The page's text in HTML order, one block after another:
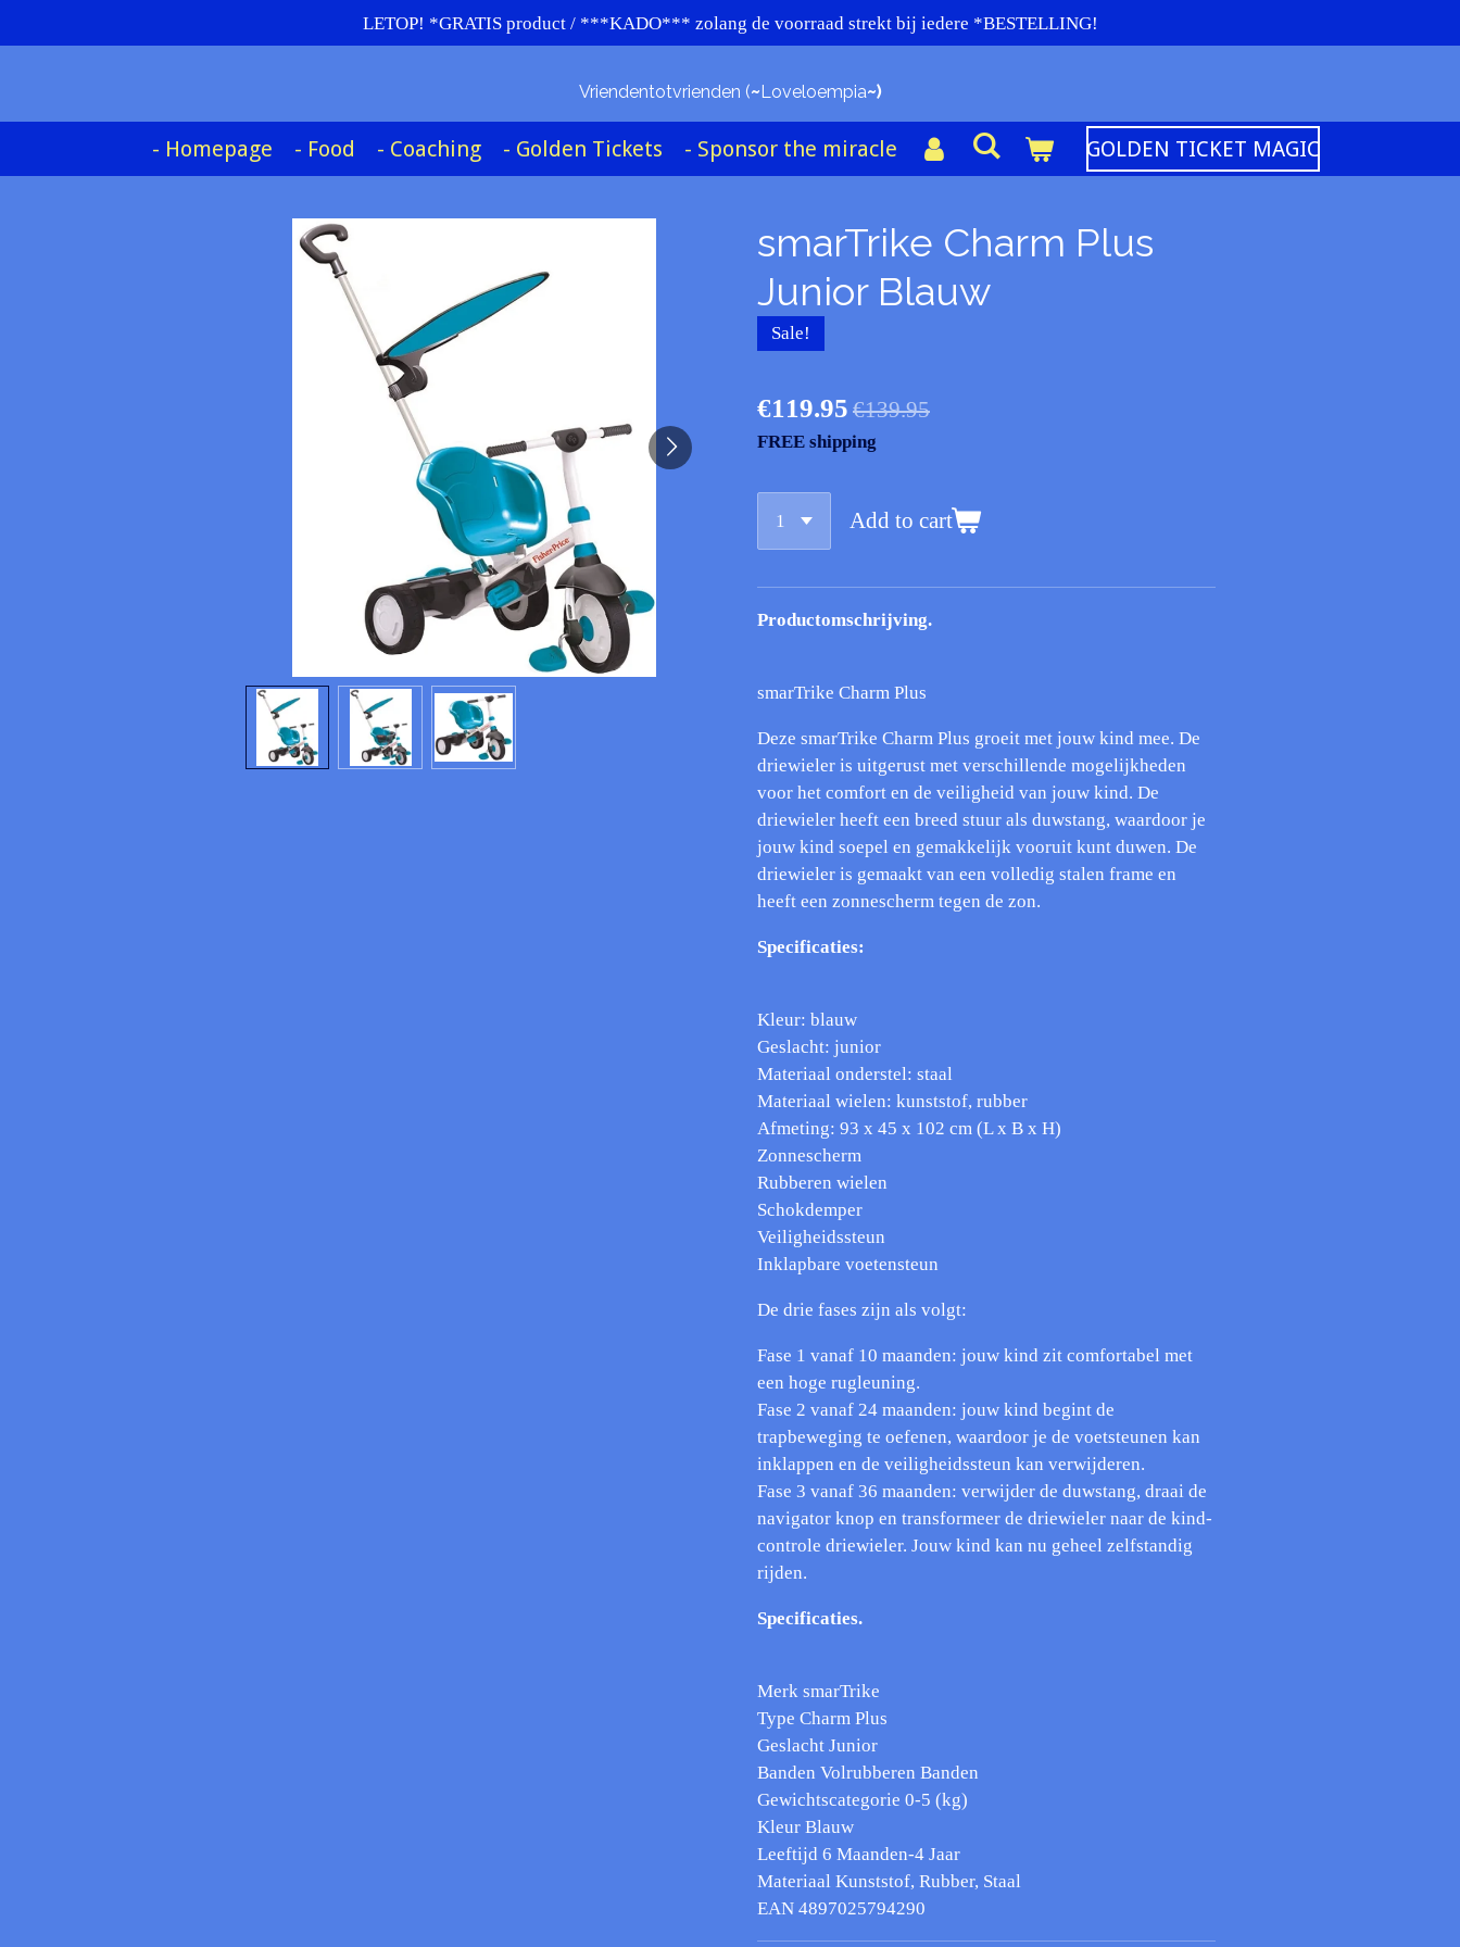
to
LETOP! *GRATIS product / ***KADO*** zolang de voorraad strekt bij iedere *BESTELLING!
Vriendentotvrienden (~Loveloempia~)
- Homepage - Food - Coaching - Golden Tickets - Sponsor the miracle GOLDEN TICKET MAGIC
smarTrike Charm Plus
Junior Blauw
Sale!
€119.95 €139.95
FREE shipping
Add to cart
Productomschrijving.
smarTrike Charm Plus
Deze smarTrike Charm Plus groeit met jouw kind mee. De
driewieler is uitgerust met verschillende mogelijkheden
voor het comfort en de veiligheid van jouw kind. De
driewieler heeft een breed stuur als duwstang, waardoor je
jouw kind soepel en gemakkelijk vooruit kunt duwen. De
driewieler is gemaakt van een volledig stalen frame en
heeft een zonnescherm tegen de zon.
Specificaties:
Kleur: blauw
Geslacht: junior
Materiaal onderstel: staal
Materiaal wielen: kunststof, rubber
Afmeting: 93 x 45 x 102 cm (L x B x H)
Zonnescherm
Rubberen wielen
Schokdemper
Veiligheidssteun
Inklapbare voetensteun
De drie fases zijn als volgt:
Fase 1 vanaf 10 maanden: jouw kind zit comfortabel met
een hoge rugleuning.
Fase 2 vanaf 24 maanden: jouw kind begint de
trapbeweging te oefenen, waardoor je de voetsteunen kan
inklappen en de veiligheidssteun kan verwijderen.
Fase 3 vanaf 36 maanden: verwijder de duwstang, draai de
navigator knop en transformeer de driewieler naar de kind-
controle driewieler. Jouw kind kan nu geheel zelfstandig
rijden.
Specificaties.
Merk smarTrike
Type Charm Plus
Geslacht Junior
Banden Volrubberen Banden
Gewichtscategorie 0-5 (kg)
Kleur Blauw
Leeftijd 6 Maanden-4 Jaar
Materiaal Kunststof, Rubber, Staal
EAN 4897025794290